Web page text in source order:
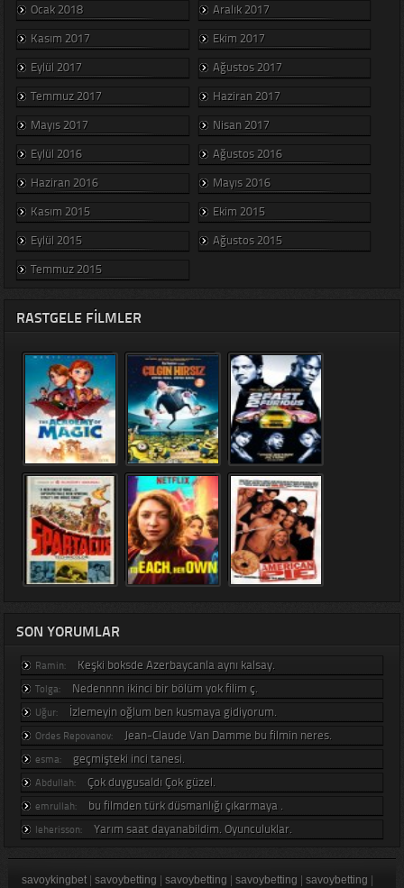
Ocak 2018
Aralık 2017
Kasım 2017
Ekim 2017
Eylül 2017
Ağustos 2017
Temmuz 2017
Haziran 2017
Mayıs 2017
Nisan 2017
Eylül 2016
Ağustos 2016
Haziran 2016
Mayıs 2016
Kasım 2015
Ekim 2015
Eylül 2015
Ağustos 2015
Temmuz 2015
RASTGELE FILMLER
SON YORUMLAR
Ramin: Keşki boksde Azerbaycanla aynı kalsay.
Tolga: Nedennnn ikinci bir bölüm yok filim ç.
Uğur: İzlemeyin oğlum ben kusmaya gidiyorum.
Ordes Repovanov: Jean-Claude Van Damme bu filmin neres.
esma: geçmişteki inci tanesi.
Abdullah: Çok duygusaldı Çok güzel.
emrullah: bu filmden türk düsmanlığı çıkarmaya .
leherisson: Yarım saat dayanabildim. Oyunculuklar.
savoykingbet| savoybetting savoybetting savoybetting savoybetting